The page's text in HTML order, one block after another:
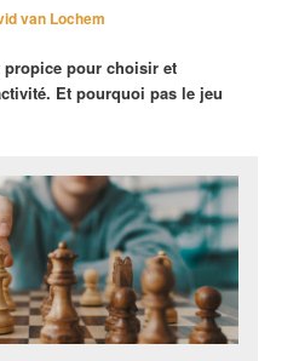
van Lochem
propice pour choisir et
Et pourquoi pas le jeu